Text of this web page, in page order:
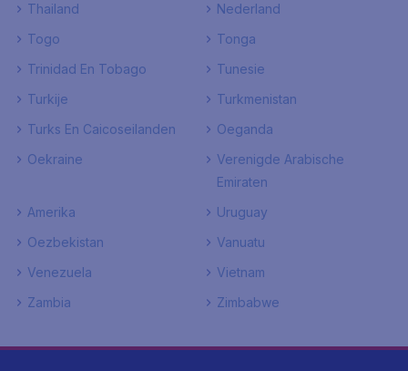
Thailand
Nederland
Togo
Tonga
Trinidad En Tobago
Tunesie
Turkije
Turkmenistan
Turks En Caicoseilanden
Oeganda
Oekraine
Verenigde Arabische
Emiraten
Amerika
Uruguay
Oezbekistan
Vanuatu
Venezuela
Vietnam
Zambia
Zimbabwe